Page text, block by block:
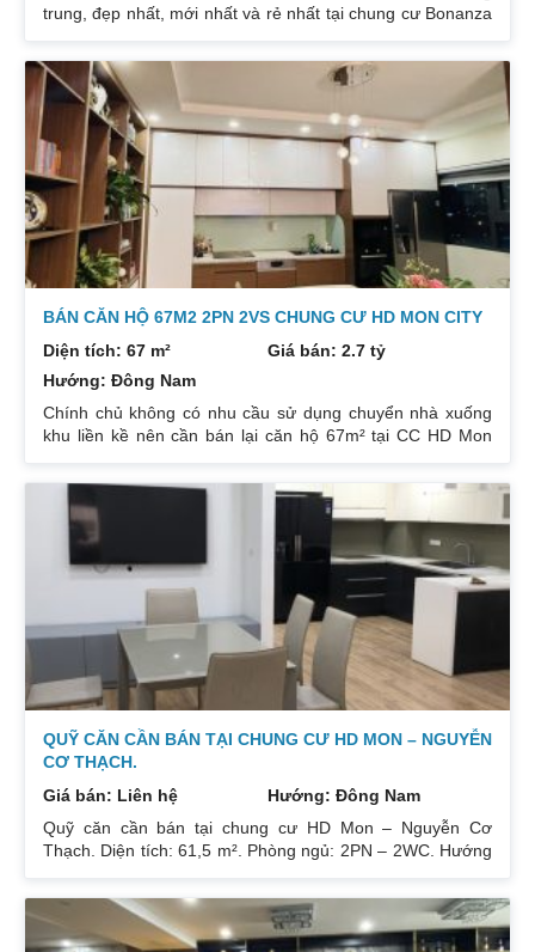
trung, đẹp nhất, mới nhất và rẻ nhất tại chung cư Bonanza
nên cần bán lại để đầu tư cái khác, cụ thể như sau:
Hướng: TB, ban công Đông Nam. Thiết kế: 4 ngủ 3WC DT:
174m². Nội thất đẹp thiết kế sang trọng trẻ trung. Phòng
khách, bếp, thiết bị vệ sinh tất cả đều mới và sử dụng tốt.
Nhà đã có sổ pháp
BÁN CĂN HỘ 67M2 2PN 2VS CHUNG CƯ HD MON CITY
Diện tích: 67 m²
Giá bán: 2.7 tỷ
Hướng: Đông Nam
Chính chủ không có nhu cầu sử dụng chuyển nhà xuống
khu liền kề nên cần bán lại căn hộ 67m² tại CC HD Mon
công hướng Đông Nam căn góc nhiều mặt thoáng và có
ban công nhỏ phòng ngủ chính. Đồ nội thất cao cấp bán
để lại toàn bộ nội thất cao cấp theo phong cách Châu Âu.
Sổ đỏ chính chủ xem nhà 24/24. Liên hệ xem nhà:
0832133366
QUỸ CĂN CẦN BÁN TẠI CHUNG CƯ HD MON – NGUYỄN
CƠ THẠCH.
Giá bán: Liên hệ
Hướng: Đông Nam
Quỹ căn cần bán tại chung cư HD Mon – Nguyễn Cơ
Thạch. Diện tích: 61,5 m². Phòng ngủ: 2PN – 2WC. Hướng
Giá: 3 tỷ. Diện tích: 67 m². Phòng ngủ: 2PN 2WC. Hướng
ban công: Đông Nam. Nội thất: Nhà full đồ đẹp, Có sổ. Giá:
3 tỷ 250. Diện tích: 86 m². Phòng ngủ: 2PN 2WC. Hướng